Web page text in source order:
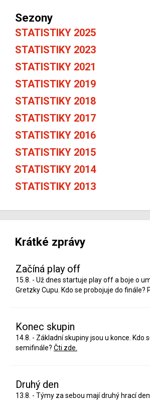
Sezony
STATISTIKY 2025
STATISTIKY 2023
STATISTIKY 2021
STATISTIKY 2019
STATISTIKY 2018
STATISTIKY 2017
STATISTIKY 2016
STATISTIKY 2015
STATISTIKY 2014
STATISTIKY 2013
Krátké zprávy
Začíná play off
15.8. - Už dnes startuje play off a boje o
Gretzky Cupu. Kdo se probojuje do finále?
Konec skupin
14.8. - Základní skupiny jsou u konce. Kdo
semifinále? Čti zde.
Druhý den
13.8. - Týmy za sebou mají druhý hrací